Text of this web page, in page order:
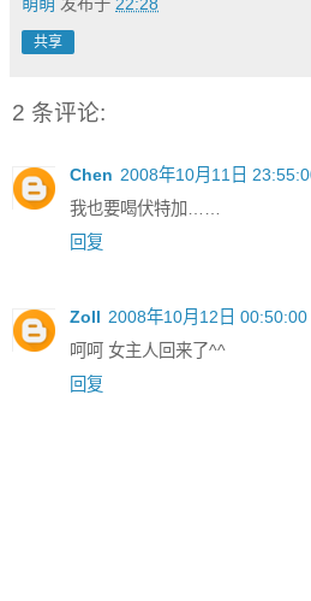
共享
2 条评论:
Chen 2008年10月11日
我也要喝伏特加……
回复
Zoll 2008年10月12日 00:50:00
呵呵 女主人回来了^^
回复